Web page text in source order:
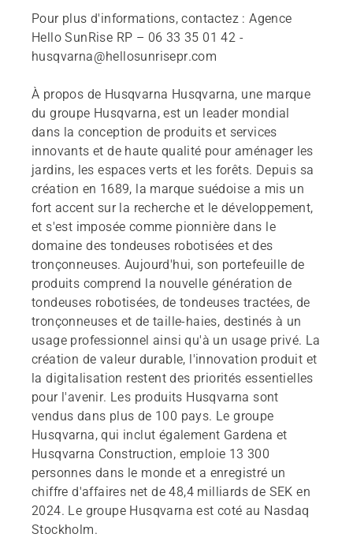
Pour plus d'informations, contactez : Agence
Hello SunRise RP – 06 33 35 01 42 -
husqvarna@hellosunrisepr.com
À propos de Husqvarna Husqvarna, une marque
du groupe Husqvarna, est un leader mondial
dans la conception de produits et services
innovants et de haute qualité pour aménager les
jardins, les espaces verts et les forêts. Depuis sa
création en 1689, la marque suédoise a mis un
fort accent sur la recherche et le développement,
et s'est imposée comme pionnière dans le
domaine des tondeuses robotisées et des
tronçonneuses. Aujourd'hui, son portefeuille de
produits comprend la nouvelle génération de
tondeuses robotisées, de tondeuses tractées, de
tronçonneuses et de taille-haies, destinés à un
usage professionnel ainsi qu'à un usage privé. La
création de valeur durable, l'innovation produit et
la digitalisation restent des priorités essentielles
pour l'avenir. Les produits Husqvarna sont
vendus dans plus de 100 pays. Le groupe
Husqvarna, qui inclut également Gardena et
Husqvarna Construction, emploie 13 300
personnes dans le monde et a enregistré un
chiffre d'affaires net de 48,4 milliards de SEK en
2024. Le groupe Husqvarna est coté au Nasdaq
Stockholm.